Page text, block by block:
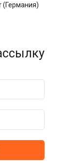
(Германия)